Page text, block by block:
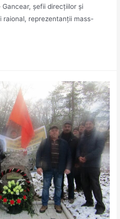
Gancear, şefii direcțiilor şi
raional, reprezentanții mass-